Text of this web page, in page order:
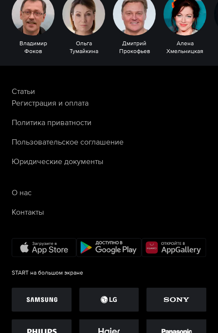
Владимир
Фоков
Ольга
Тумайкина
Дмитрий
Прокофьев
Алена
Хмельницкая
Статьи
Регистрация и оплата
Политика приватности
Пользовательское соглашение
Юридические документы
О нас
Контакты
START на большом экране